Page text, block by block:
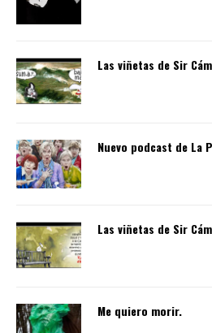
Las viñetas de Sir
Nuevo podcast de La
Las viñetas de Sir
Me quiero morir.